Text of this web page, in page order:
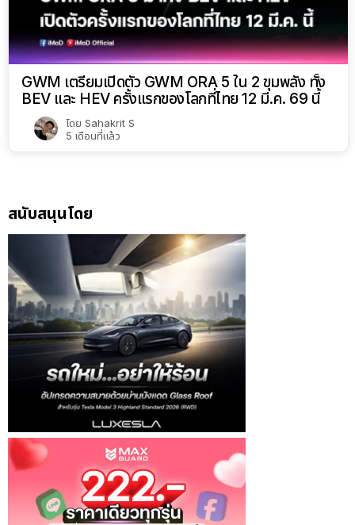
GWM เตรียมเปิดตัว GWM ORA 5 ใน 2 ขุมพลัง ทั้ง
BEV และ HEV ครั้งแรกของโลกที่ไทย 12 มี.ค. 69 นี้
โดย Sahakrit S
5 เดือนที่แล้ว
สนับสนุนโดย